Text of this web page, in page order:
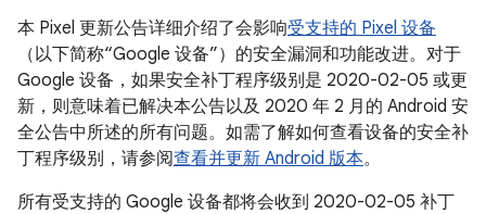
本 Pixel 更新公告详细介绍了会影响受支持的 Pixel 设备
（以下简称“Google 设备”）的安全漏洞和功能改进。对于
Google 设备，如果安全补丁程序级别是 2020-02-05 或更
新，则意味着已解决本公告以及 2020 年 2 月的 Android 安
全公告中所述的所有问题。如需了解如何查看设备的安全补
丁程序级别，请参阅查看并更新 Android 版本。
所有受支持的 Google 设备都将会收到 2020-02-05 补丁